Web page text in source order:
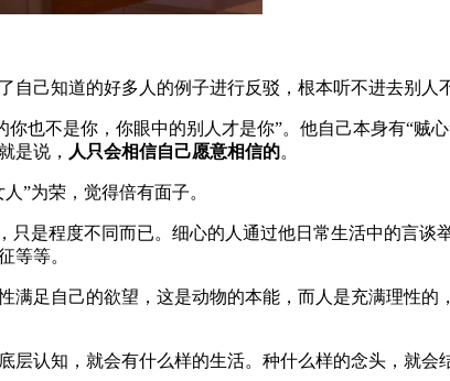
己知道的好多人的例子进行反驳，根本听不进去别人
也不是你，你眼中的别人才是你”。他自己本身有“贼
是说， 人只会相信自己愿意相信的。
”为荣，觉得倍有面子。
只是程度不同而已。细心的人通过他日常生活中的言
等等。
满足自己的欲望，这是动物的本能，而人是充满理性
认知，就会有什么样的生活。种什么样的念头，就会